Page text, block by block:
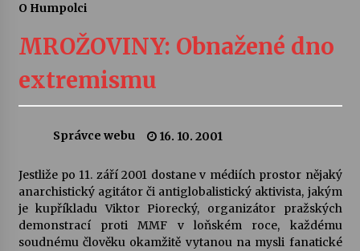
kapkou
Veselí muzikanti
Pozvánka na integrační festival Quijotova
šedesátka: 28. 7.–1. 8. 2026
28. 7. 2026
O Humpolci
MROŽOVINY: Obnažené dno
extremismu
Správce webu 16. 10. 2001
Jestliže po 11. září 2001 dostane v médiích prostor nějaký
anarchistický agitátor či antiglobalistický aktivista, jakým
je kupříkladu Viktor Piorecký, organizátor pražských
demonstrací proti MMF v loňském roce, každému
soudnému člověku okamžitě vytanou na mysli fanatické